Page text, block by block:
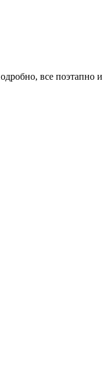
все поэтапно и